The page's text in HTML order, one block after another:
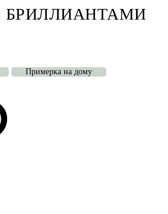
БРИЛЛИАНТАМИ
Примерка на дому